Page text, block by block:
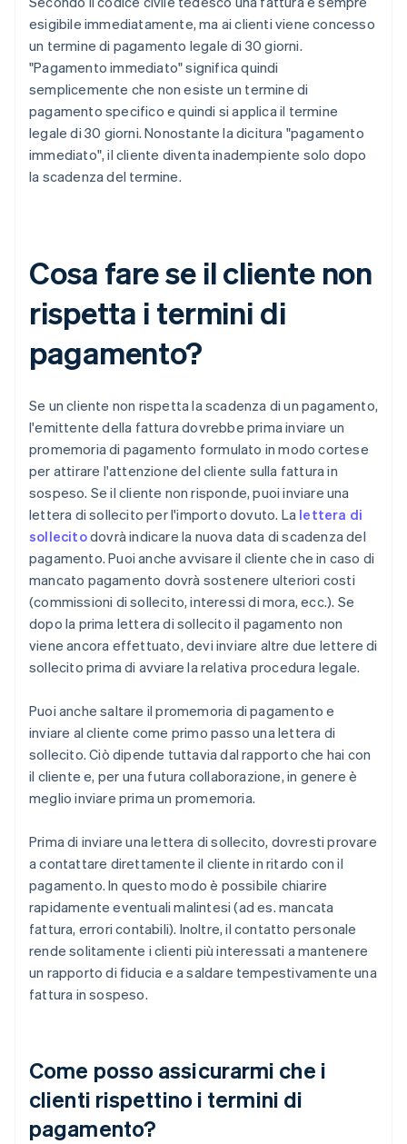
esigibile immediatamente, ma ai clienti viene concesso
un termine di pagamento legale di 30 giorni.
"Pagamento immediato" significa quindi
semplicemente che non esiste un termine di
pagamento specifico e quindi si applica il termine
legale di 30 giorni. Nonostante la dicitura "pagamento
immediato", il cliente diventa inadempiente solo dopo
la scadenza del termine.
Cosa fare se il cliente non
rispetta i termini di
pagamento?
Se un cliente non rispetta la scadenza di un pagamento,
l'emittente della fattura dovrebbe prima inviare un
promemoria di pagamento formulato in modo cortese
per attirare l'attenzione del cliente sulla fattura in
sospeso. Se il cliente non risponde, puoi inviare una
lettera di sollecito per l'importo dovuto. La lettera di
sollecitodovrà indicare la nuova data di scadenza del
pagamento. Puoi anche avvisare il cliente che in caso di
mancato pagamento dovrà sostenere ulteriori costi
(commissioni di sollecito, interessi di mora, ecc.). Se
dopo la prima lettera di sollecito il pagamento non
viene ancora effettuato, devi inviare altre due lettere di
sollecito prima di avviare la relativa procedura legale.
Puoi anche saltare il promemoria di pagamento e
inviare al cliente come primo passo una lettera di
sollecito. Ciò dipende tuttavia dal rapporto che hai con
il cliente e, per una futura collaborazione, in genere è
meglio inviare prima un promemoria.
Prima di inviare una lettera di sollecito, dovresti provare
a contattare direttamente il cliente in ritardo con il
pagamento. In questo modo è possibile chiarire
rapidamente eventuali malintesi (ad es. mancata
fattura, errori contabili). Inoltre, il contatto personale
rende solitamente i clienti più interessati a mantenere
un rapporto di fiducia e a saldare tempestivamente una
fattura in sospeso.
Come posso assicurarmi che i
clienti rispettino i termini di
pagamento?